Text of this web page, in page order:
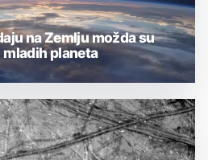
na Zemlju možda su
planeta